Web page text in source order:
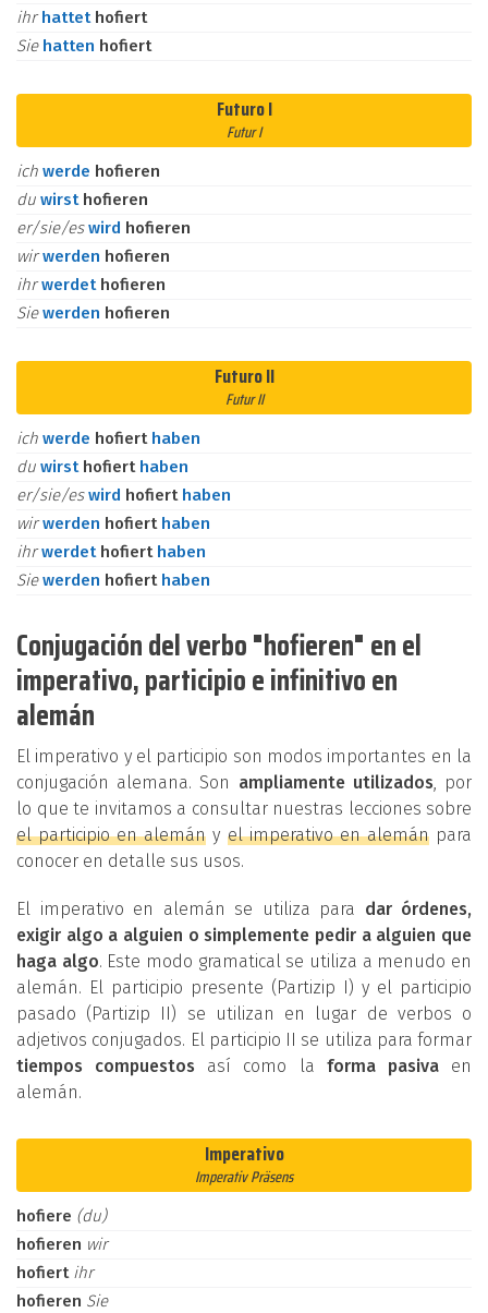
ihrhattet hofiert
Sie hatten hofiert
Futuro I
Futur I
ich werde hofieren
du wirst hofieren
er/sie/eswird hofieren
wirwerden hofieren
ihrwerdet hofieren
Siewerden hofieren
Futuro II
Futur II
ich werde hofiert haben
du wirst hofiert haben
er/sie/eswird hofiert haben
wirwerden hofiert haben
ihrwerdet hofiert haben
Siewerden hofiert haben
Conjugación del verbo "hofieren" en el
imperativo, participio e infinitivo en
alemán
El imperativo y el participio son modos importantes en la
conjugación alemana. Son ampliamente utilizados, por
lo que te invitamos a consultar nuestras lecciones sobre
el participio en alemán y el imperativo en alemánpara
conocer en detalle sus usos.
El imperativo en alemán se utiliza para dar órdenes,
exigir algo a alguien o simplemente pedir a alguien que
haga algo. Este modo gramatical se utiliza a menudo en
alemán. El participio presente (Partizip I) y el participio
pasado (Partizip II) se utilizan en lugar de verbos o
adjetivos conjugados. El participio II se utiliza para formar
tiempos compuestos así como la forma pasivaen
alemán.
Imperativo
Imperativ Präsens
hofiere (du)
hofieren wir
hofiert ihr
hofieren Sie